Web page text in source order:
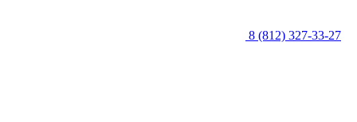
8 (812) 327-33-27